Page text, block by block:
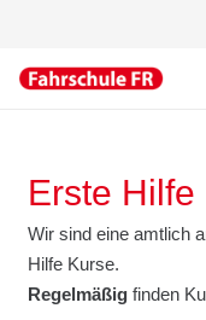
Erste Hilfe
Wir sind eine amtlich
Hilfe Kurse.
Regelmäßigfinden